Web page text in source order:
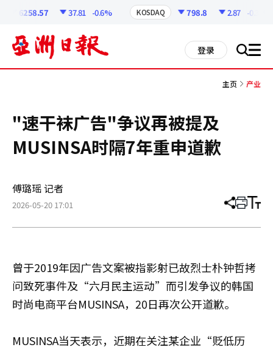
6258.57 37.81 -0.6% KOSDAQ 798.8 2.87 -0.36%
登录 搜 all
主页 产业
"速干袜广告"争议再被提及
MUSINSA时隔7年重申道歉
傅璐瑶 记者
2026-05-20 17:01 分
章
打 调
小
曾于2019年因广告文案被指影射已故烈士朴钟哲拷
问致死事件及“六月民主运动”而引发争议的韩国
时尚电商平台MUSINSA，20日再次公开道歉。
MUSINSA当天表示，近期在关注某企业“贬低历